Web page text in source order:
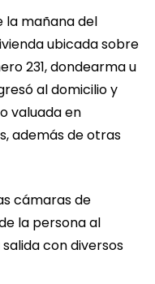
la mañana del
ubicada sobre
231, dondearma u
al domicilio y
valuada en
además de otras
cámaras de
la persona al
con diversos